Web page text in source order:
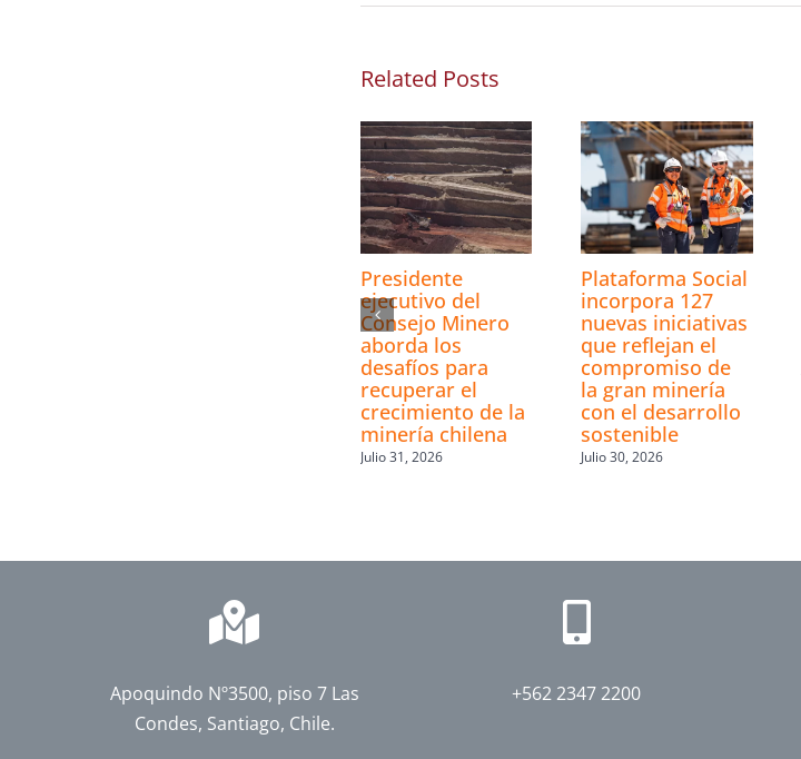
Related Posts
Presidente
ejecutivo del
Consejo Minero
aborda los
desafíos para
recuperar el
crecimiento de la
minería chilena
Julio 31, 2026
Plataforma Social
incorpora 127
nuevas iniciativas
que reflejan el
compromiso de
la gran minería
con el desarrollo
sostenible
Julio 30, 2026
Apoquindo Nº3500, piso 7 Las
Condes, Santiago, Chile.
+562 2347 2200